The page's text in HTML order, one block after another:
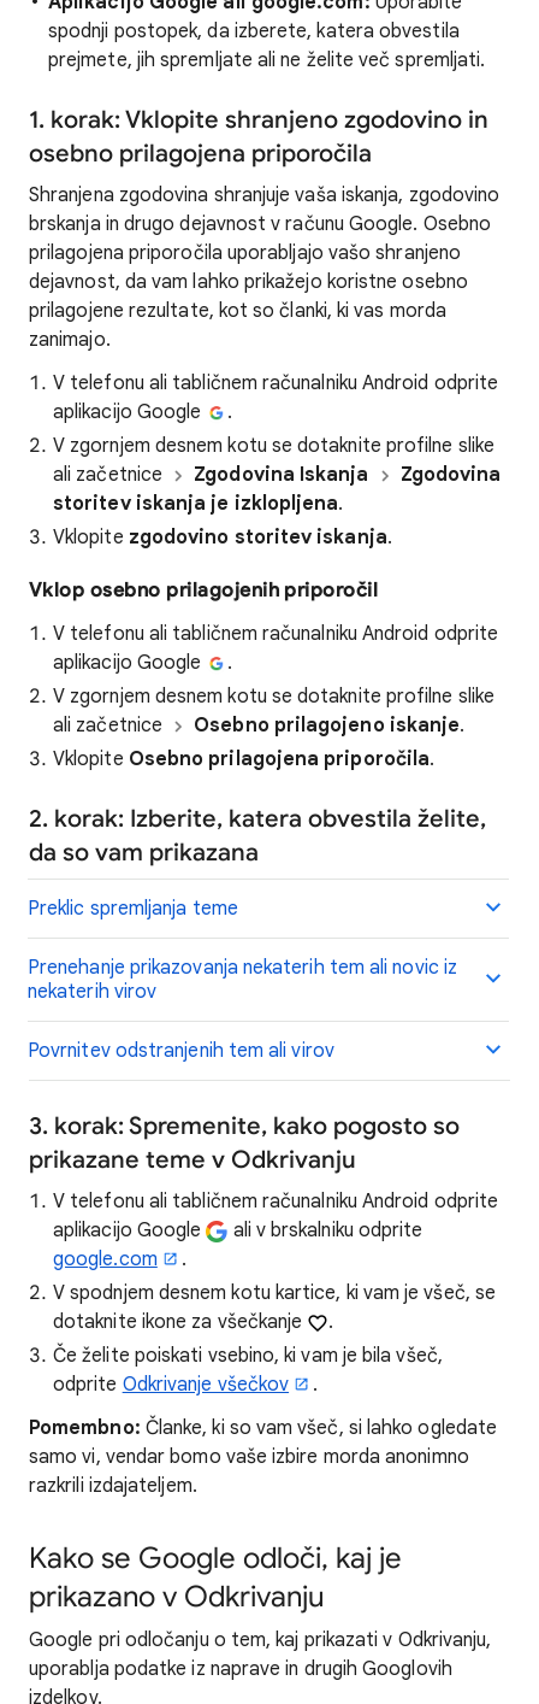
spodnji postopek, da izberete, katera obvestila
prejmete, jih spremljate ali ne želite več spremljati.
1. korak: Vklopite shranjeno zgodovino in
osebno prilagojena priporočila
Shranjena zgodovina shranjuje vaša iskanja, zgodovino
brskanja in drugo dejavnost v računu Google. Osebno
prilagojena priporočila uporabljajo vašo shranjeno
dejavnost, da vam lahko prikažejo koristne osebno
prilagojene rezultate, kot so članki, ki vas morda
zanimajo.
V telefonu ali tabličnem računalniku Android odprite
aplikacijo Google
.
V zgornjem desnem kotu se dotaknite profilne slike
ali začetnice
Zgodovina Iskanja
Zgodovina
storitev iskanja je izklopljena.
Vklopite zgodovino storitev iskanja.
Vklop osebno prilagojenih priporočil
V telefonu ali tabličnem računalniku Android odprite
aplikacijo Google
.
V zgornjem desnem kotu se dotaknite profilne slike
ali začetnice
Osebno prilagojeno iskanje.
Vklopite Osebno prilagojena priporočila.
2. korak: Izberite, katera obvestila želite,
da so vam prikazana
Preklic spremljanja teme
Prenehanje prikazovanja nekaterih tem ali novic iz
nekaterih virov
Povrnitev odstranjenih tem ali virov
3. korak: Spremenite, kako pogosto so
prikazane teme v Odkrivanju
V telefonu ali tabličnem računalniku Android odprite
aplikacijo Google
ali v brskalniku odprite
google.com
.
V spodnjem desnem kotu kartice, ki vam je všeč, se
dotaknite ikone za všečkanje
.
Če želite poiskati vsebino, ki vam je bila všeč,
odprite Odkrivanje všečkov
.
Pomembno: Članke, ki so vam všeč, si lahko ogledate
samo vi, vendar bomo vaše izbire morda anonimno
razkrili izdajateljem.
Kako se Google odloči, kaj je
prikazano v Odkrivanju
Google pri odločanju o tem, kaj prikazati v Odkrivanju,
uporablja podatke iz naprave in drugih Googlovih
izdelkov.